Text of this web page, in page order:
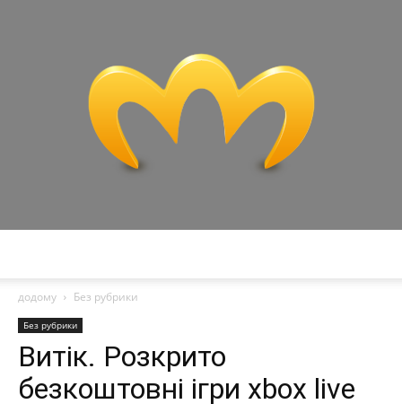
додому
Без рубрики
Без рубрики
Витік. Розкрито
безкоштовні ігри xbox live